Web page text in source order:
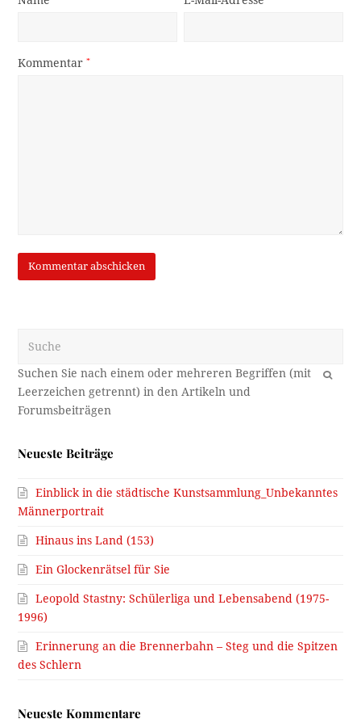
Kommentar*
OK
Neueste Beiträge
Einblick in die städtische Kunstsammlung_Unbekanntes
Männerportrait
Hinaus ins Land (153)
Ein Glockenrätsel für Sie
Leopold Stastny: Schülerliga und Lebensabend (1975-
1996)
Erinnerung an die Brennerbahn – Steg und die Spitzen
des Schlern
Neueste Kommentare